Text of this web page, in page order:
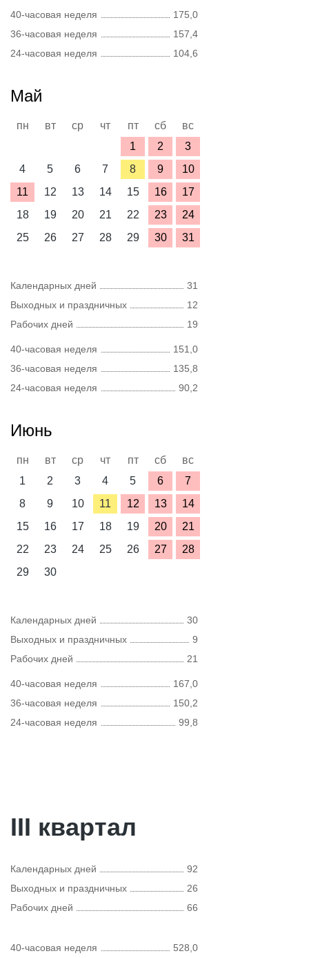
40-часовая неделя
175,0
36-часовая неделя
157,4
24-часовая неделя
104,6
Май
пн вт ср чт пт сб
вс
1
2
3
4
5 6 7 8 9
10
11
12 13 14 15 16
17
18
19 20 21 22 23
24
25
26 27 28 29 30 31
Календарных дней
31
Выходных и праздничных
12
Рабочих дней
19
40-часовая неделя
151,0
36-часовая неделя
135,8
24-часовая неделя
90,2
Июнь
пн вт ср чт пт сб
вс
1
2 3 4 5 6
7
8
9 10 11 12 13
14
15
16 17 18 19 20
21
22
23 24 25 26 27
28
29
30
Календарных дней
30
Выходных и праздничных
9
Рабочих дней
21
40-часовая неделя
167,0
36-часовая неделя
150,2
24-часовая неделя
99,8
III квартал
Календарных дней
92
Выходных и праздничных
26
Рабочих дней
66
40-часовая неделя 528,0